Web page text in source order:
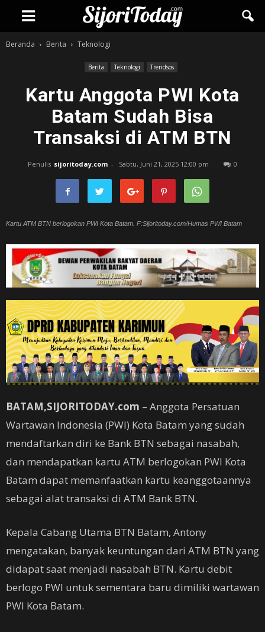
Beranda Berita Teknologi
Berita Teknologi Trendsos
Kartu Anggota PWI Kota
Batam Sudah Bisa
Transaksi di ATM BTN
Penulis sijoritoday.com - Sabtu, Juni 21, 2025 12:00 pm 0
Kartu ATM BTN berlogokan PWI Kota Batam. F:Sijoritoday.com/Humas PWI Batam
BATAM,SIJORITODAY.com – Anggota Persatuan
Wartawan Indonesia (PWI) Kota Batam yang sudah
mendaftarkan diri ke Bank BTN sebagai nasabah,
dan mendapatkan kartu ATM berlogokan PWI Kota
Batam dapat memanfaatkan kartu keanggotaannya
sebagai alat transaksi di ATM Bank BTN.
Kepala Cabang Utama BTN Batam, Antony
mengatakan, banyak keuntungan dari ATM BTN yang
didapat saat menjadi nasabah BTN. Kartu debit
berlogo PWI untuk sementara baru dimiliki wartawan
PWI Kota Batam.